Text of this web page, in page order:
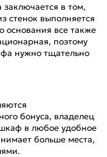
заключается в том,
стенок выполняется
основания все также
поэтому
нужно тщательно
бонуса, владелец
шкаф в любое удобное
больше места,